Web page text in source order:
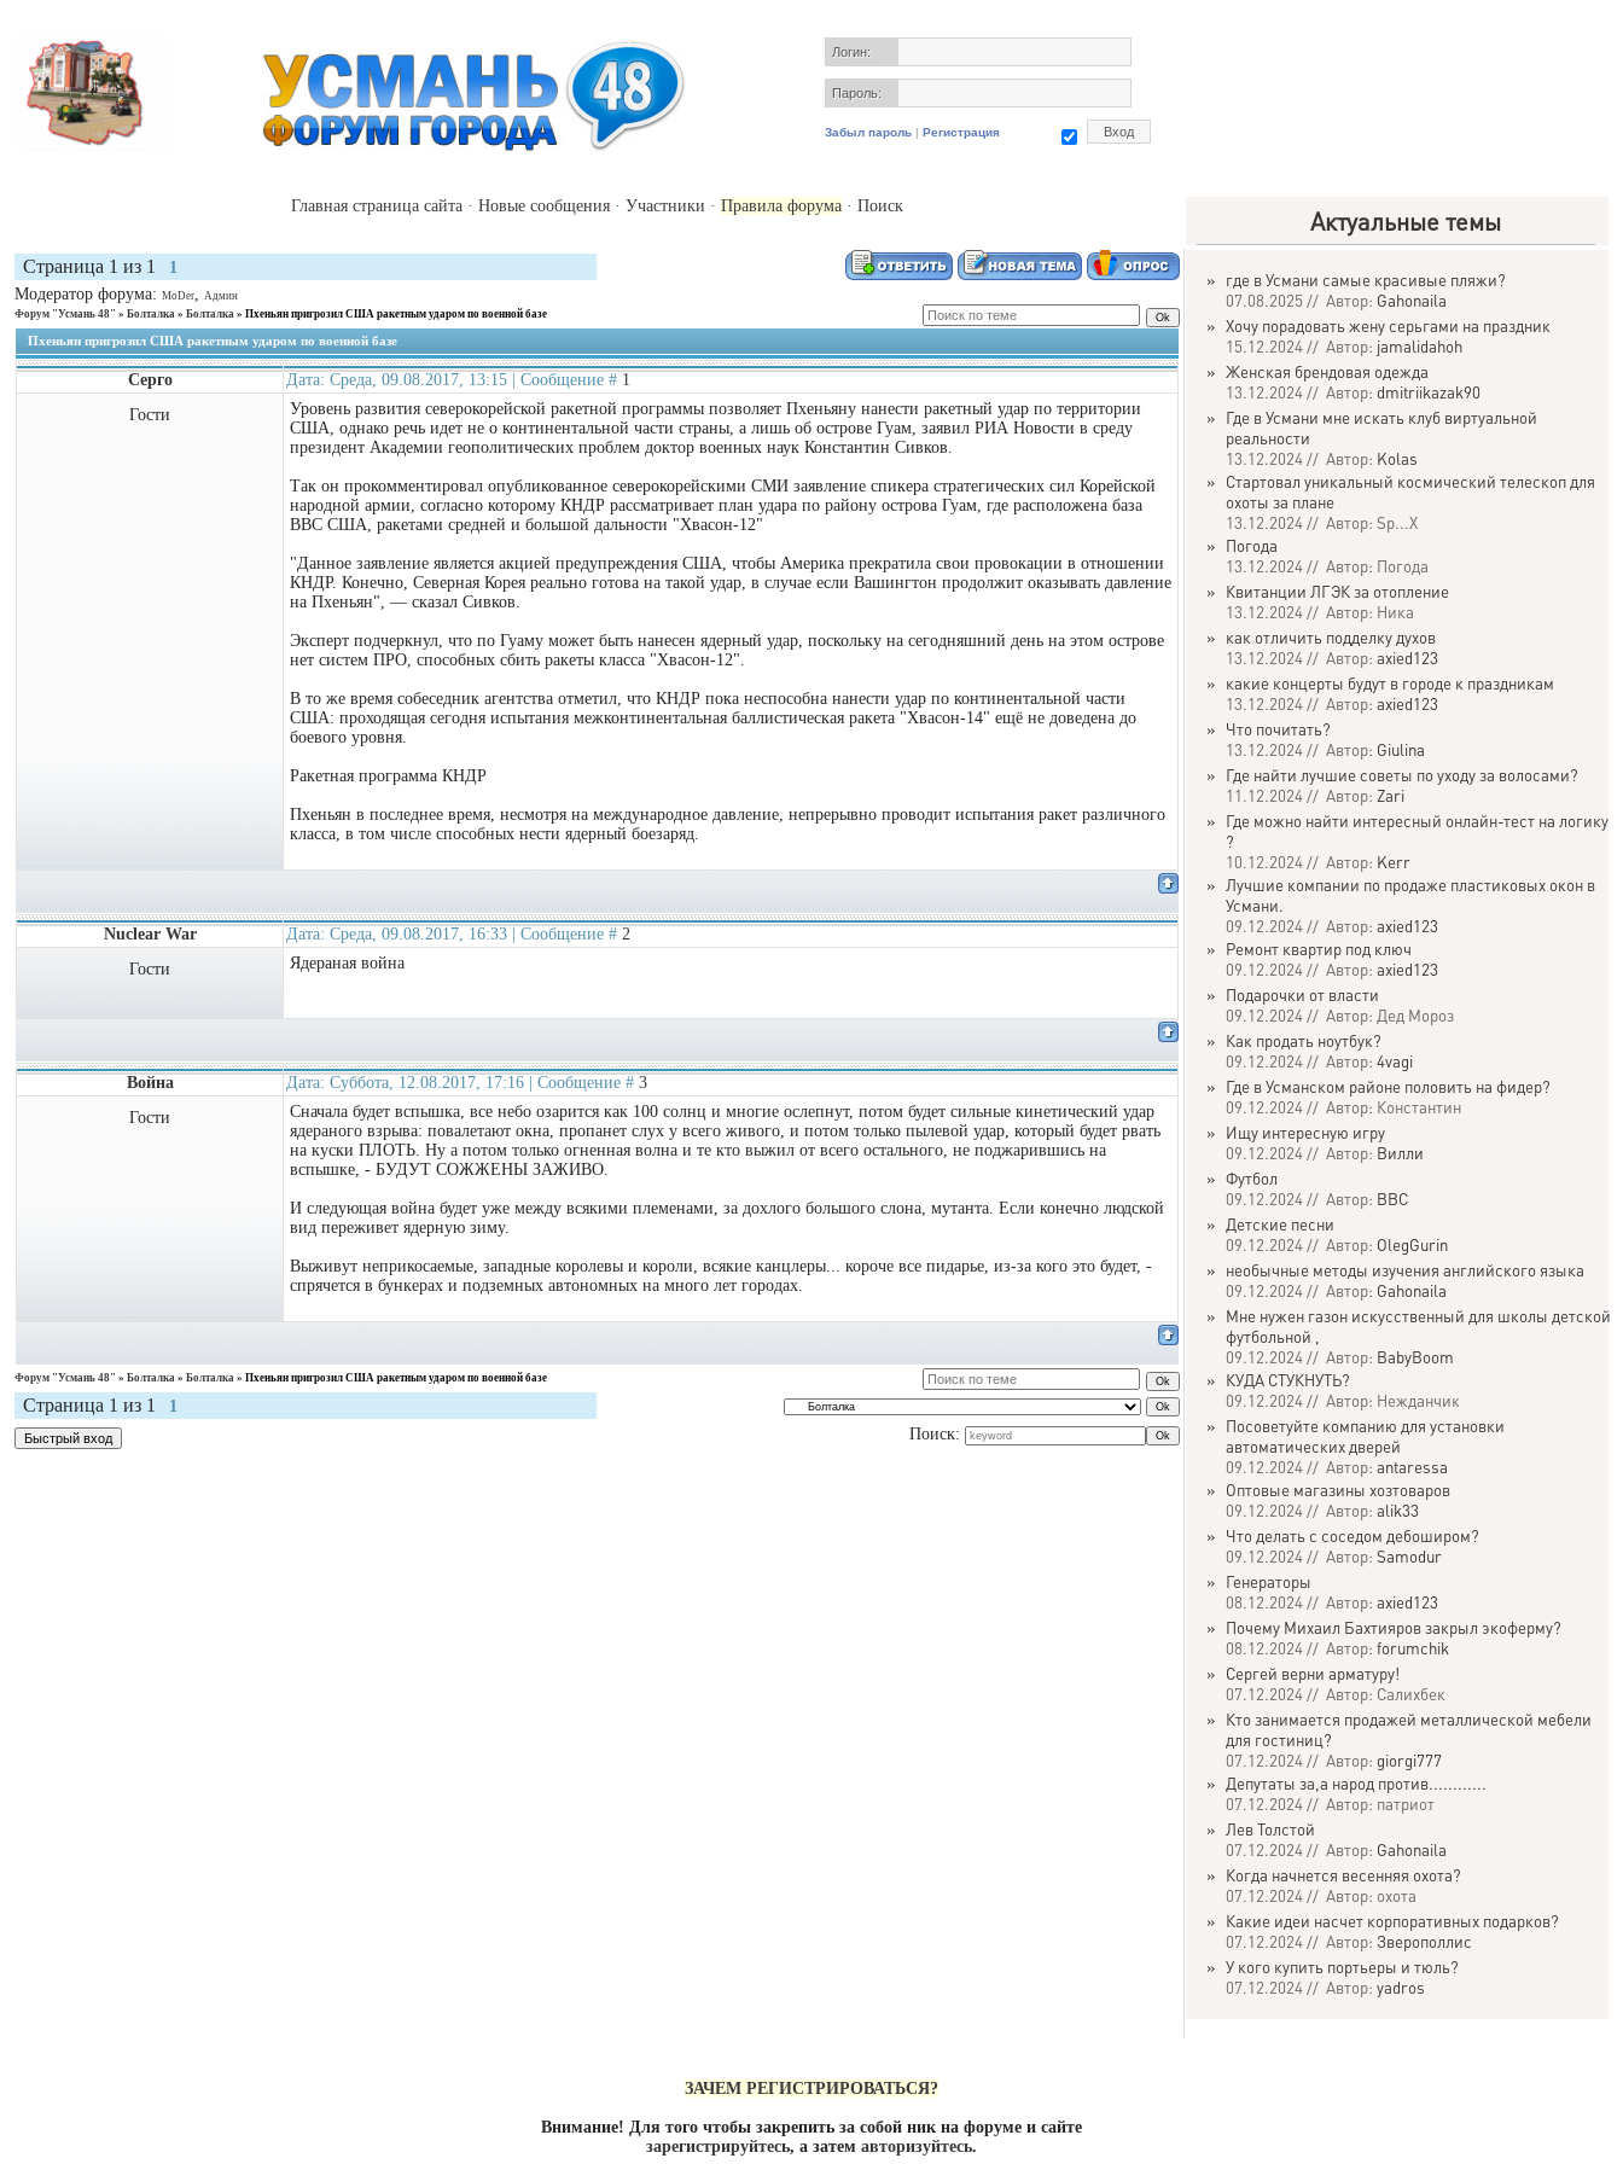
Логин:
Пароль:
Забыл пароль | Регистрация
Главная страница сайта · Новые сообщения · Участники · Правила форума · Поиск Актуальные темы
Страница 1 из 1
1
Модератор форума: MoDer, Админ
Форум "Усмань 48" » Болталка » Болталка » Пхеньян пригрозил США ракетным ударом по военной базе
Пхеньян пригрозил США ракетным ударом по военной базе
Серго Дата: Среда, 09.08.2017, 13:15 | Сообщение # 1
Гости
Уровень развития северокорейской ракетной программы позволяет Пхеньяну нанести ракетный удар по территории
США, однако речь идет не о континентальной части страны, а лишь об острове Гуам, заявил РИА Новости в среду
президент Академии геополитических проблем доктор военных наук Константин Сивков.
Так он прокомментировал опубликованное северокорейскими СМИ заявление спикера стратегических сил Корейской
народной армии, согласно которому КНДР рассматривает план удара по району острова Гуам, где расположена база
ВВС США, ракетами средней и большой дальности "Хвасон-12"
"Данное заявление является акцией предупреждения США, чтобы Америка прекратила свои провокации в отношении
КНДР. Конечно, Северная Корея реально готова на такой удар, в случае если Вашингтон продолжит оказывать давление
на Пхеньян", — сказал Сивков.
Эксперт подчеркнул, что по Гуаму может быть нанесен ядерный удар, поскольку на сегодняшний день на этом острове
нет систем ПРО, способных сбить ракеты класса "Хвасон-12".
В то же время собеседник агентства отметил, что КНДР пока неспособна нанести удар по континентальной части
США: проходящая сегодня испытания межконтинентальная баллистическая ракета "Хвасон-14" ещё не доведена до
боевого уровня.
Ракетная программа КНДР
Пхеньян в последнее время, несмотря на международное давление, непрерывно проводит испытания ракет различного
класса, в том числе способных нести ядерный боезаряд.
Nuclear War Дата: Среда, 09.08.2017, 16:33 | Сообщение # 2
Гости
Ядераная война
Война Дата: Суббота, 12.08.2017, 17:16 | Сообщение # 3
Гости
Сначала будет вспышка, все небо озарится как 100 солнц и многие ослепнут, потом будет сильные кинетический удар
ядераного взрыва: повалетают окна, пропанет слух у всего живого, и потом только пылевой удар, который будет рвать
на куски ПЛОТЬ. Ну а потом только огненная волна и те кто выжил от всего остального, не поджарившись на
вспышке, - БУДУТ СОЖЖЕНЫ ЗАЖИВО.
И следующая война будет уже между всякими племенами, за дохлого большого слона, мутанта. Если конечно людской
вид переживет ядерную зиму.
Выживут неприкосаемые, западные королевы и короли, всякие канцлеры... короче все пидарье, из-за кого это будет, -
спрячется в бункерах и подземных автономных на много лет городах.
Форум "Усмань 48" » Болталка » Болталка » Пхеньян пригрозил США ракетным ударом по военной базе
Страница 1 из 1
1
Поиск:
» где в Усмани самые красивые пляжи?
07.08.2025 // Автор: Gahonaila
» Хочу порадовать жену серьгами на праздник
15.12.2024 // Автор: jamalidahoh
» Женская брендовая одежда
13.12.2024 // Автор: dmitriikazak90
» Где в Усмани мне искать клуб виртуальной
реальности
13.12.2024 // Автор: Kolas
» Стартовал уникальный космический телескоп для
охоты за плане
13.12.2024 // Автор: Sp...X
» Погода
13.12.2024 // Автор: Погода
» Квитанции ЛГЭК за отопление
13.12.2024 // Автор: Ника
» как отличить подделку духов
13.12.2024 // Автор: axied123
» какие концерты будут в городе к праздникам
13.12.2024 // Автор: axied123
» Что почитать?
13.12.2024 // Автор: Giulina
» Где найти лучшие советы по уходу за волосами?
11.12.2024 // Автор: Zari
» Где можно найти интересный онлайн-тест на логику
?
10.12.2024 // Автор: Kerr
» Лучшие компании по продаже пластиковых окон в
Усмани.
09.12.2024 // Автор: axied123
» Ремонт квартир под ключ
09.12.2024 // Автор: axied123
» Подарочки от власти
09.12.2024 // Автор: Дед Мороз
» Как продать ноутбук?
09.12.2024 // Автор: 4vagi
» Где в Усманском районе половить на фидер?
09.12.2024 // Автор: Константин
» Ищу интересную игру
09.12.2024 // Автор: Вилли
» Футбол
09.12.2024 // Автор: ВВС
» Детские песни
09.12.2024 // Автор: OlegGurin
» необычные методы изучения английского языка
09.12.2024 // Автор: Gahonaila
» Мне нужен газон искусственный для школы детской
футбольной ,
09.12.2024 // Автор: BabyBoom
» КУДА СТУКНУТЬ?
09.12.2024 // Автор: Нежданчик
» Посоветуйте компанию для установки
автоматических дверей
09.12.2024 // Автор: antaressa
» Оптовые магазины хозтоваров
09.12.2024 // Автор: alik33
» Что делать с соседом дебоширом?
09.12.2024 // Автор: Samodur
» Генераторы
08.12.2024 // Автор: axied123
» Почему Михаил Бахтияров закрыл экоферму?
08.12.2024 // Автор: forumchik
» Сергей верни арматуру!
07.12.2024 // Автор: Салихбек
» Кто занимается продажей металлической мебели
для гостиниц?
07.12.2024 // Автор: giorgi777
» Депутаты за,а народ против............
07.12.2024 // Автор: патриот
» Лев Толстой
07.12.2024 // Автор: Gahonaila
» Когда начнется весенняя охота?
07.12.2024 // Автор: охота
» Какие идеи насчет корпоративных подарков?
07.12.2024 // Автор: Зверополлис
» У кого купить портьеры и тюль?
07.12.2024 // Автор: yadros
ЗАЧЕМ РЕГИСТРИРОВАТЬСЯ?
Внимание! Для того чтобы закрепить за собой ник на форуме и сайте
зарегистрируйтесь, а затем авторизуйтесь.